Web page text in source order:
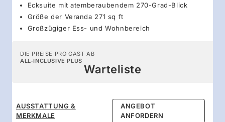
Ecksuite mit atemberaubendem 270-Grad-Blick
Größe der Veranda 271 sq ft
Großzügiger Ess- und Wohnbereich
DIE PREISE PRO GAST AB
ALL-INCLUSIVE PLUS
Warteliste
AUSSTATTUNG &
MERKMALE
ANGEBOT
ANFORDERN